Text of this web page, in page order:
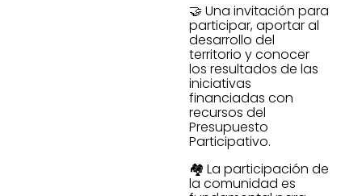
🤝 Una invitación para
participar, aportar al
desarrollo del
territorio y conocer
los resultados de las
iniciativas
financiadas con
recursos del
Presupuesto
Participativo.
🏘️ La participación de
la comunidad es